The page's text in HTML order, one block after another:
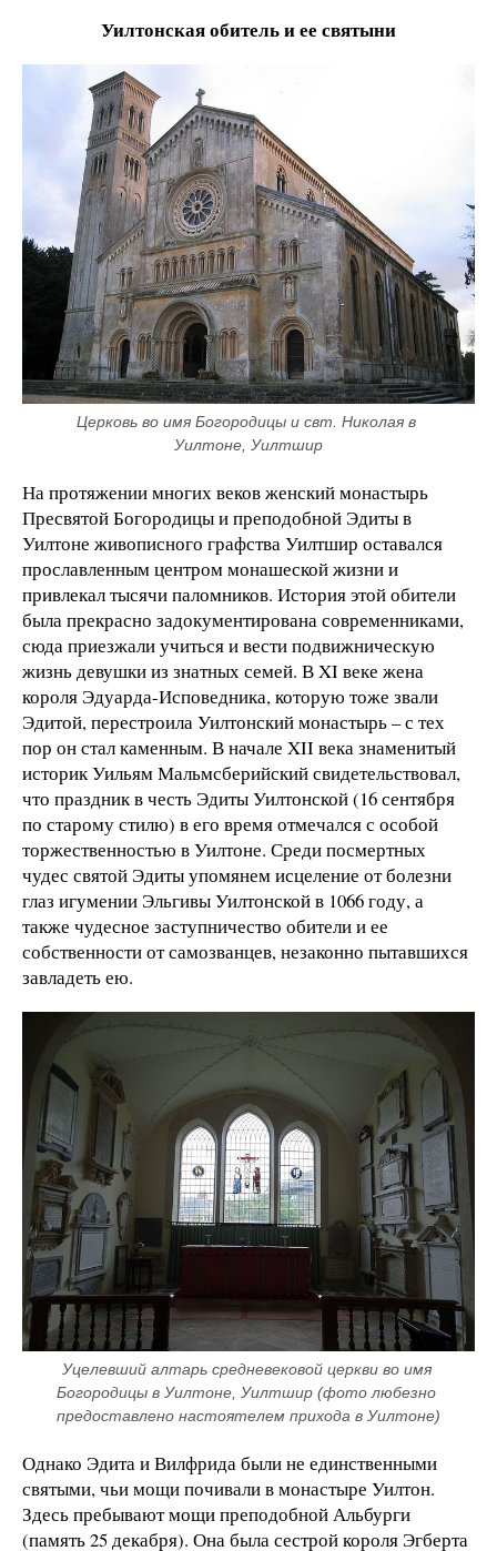
Уилтонская обитель и ее святыни
Церковь во имя Богородицы и свт. Николая в
Уилтоне, Уилтшир
На протяжении многих веков женский монастырь
Пресвятой Богородицы и преподобной Эдиты в
Уилтоне живописного графства Уилтшир оставался
прославленным центром монашеской жизни и
привлекал тысячи паломников. История этой обители
была прекрасно задокументирована современниками,
сюда приезжали учиться и вести подвижническую
жизнь девушки из знатных семей. В XI веке жена
короля Эдуарда-Исповедника, которую тоже звали
Эдитой, перестроила Уилтонский монастырь – с тех
пор он стал каменным. В начале XII века знаменитый
историк Уильям Мальмсберийский свидетельствовал,
что праздник в честь Эдиты Уилтонской (16 сентября
по старому стилю) в его время отмечался с особой
торжественностью в Уилтоне. Среди посмертных
чудес святой Эдиты упомянем исцеление от болезни
глаз игумении Эльгивы Уилтонской в 1066 году, а
также чудесное заступничество обители и ее
собственности от самозванцев, незаконно пытавшихся
завладеть ею.
Уцелевший алтарь средневековой церкви во имя
Богородицы в Уилтоне, Уилтшир (фото любезно
предоставлено настоятелем прихода в Уилтоне)
Однако Эдита и Вилфрида были не единственными
святыми, чьи мощи почивали в монастыре Уилтон.
Здесь пребывают мощи преподобной Альбурги
(память 25 декабря). Она была сестрой короля Эгберта